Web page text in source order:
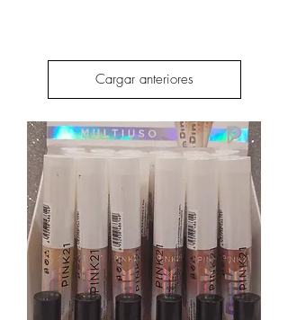
Cargar anteriores